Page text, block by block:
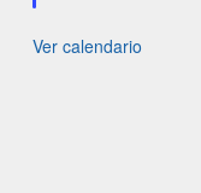
Ver calendario